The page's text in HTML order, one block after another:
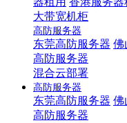
大带宽机柜
高防服务器
东莞高防服务器 佛
高防服务器
混合云部署
高防服务器
东莞高防服务器 佛
高防服务器